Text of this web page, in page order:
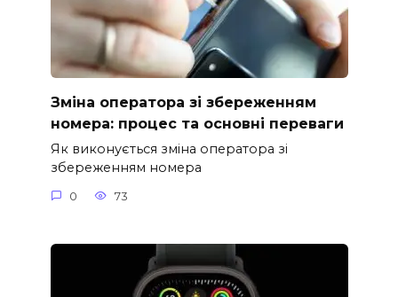
Зміна оператора зі збереженням
номера: процес та основні переваги
Як виконується зміна оператора зі
збереженням номера
0 73